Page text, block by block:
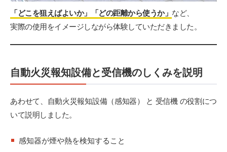
「どこを狙えばよいか」「どの距離から使うか」 など、
実際の使用をイメージしながら体験していただきました。
自動火災報知設備と受信機のしくみを説明
あわせて、自動火災報知設備（感知器） と 受信機 の役割につ
いて説明しました。
感知器が煙や熱を検知すること